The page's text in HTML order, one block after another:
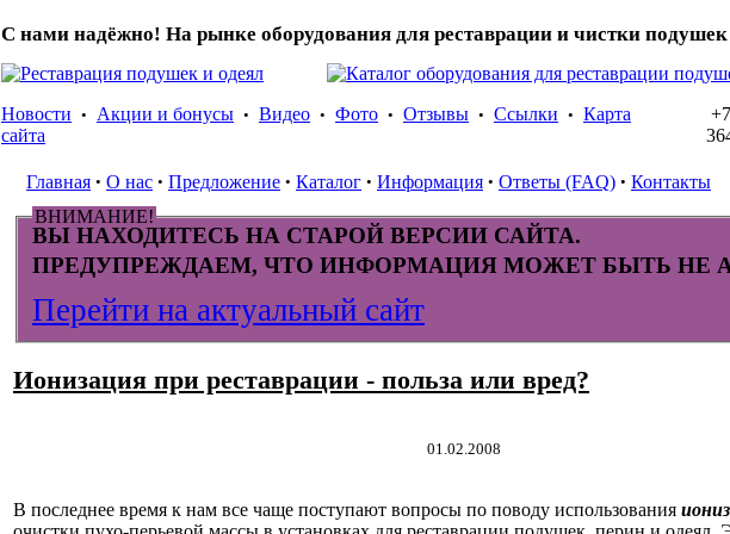
С нами надёжно! На рынке оборудования для реставрации и чистки подушек
Новости • Акции и бонусы • Видео • Фото • Отзывы • Ссылки • Карта
сайта
Главная • О нас • Предложение • Каталог • Информация • Ответы (FAQ) • Контакты
ВНИМАНИЕ!
ВЫ НАХОДИТЕСЬ НА СТАРОЙ ВЕРСИИ САЙТА.
ПРЕДУПРЕЖДАЕМ, ЧТО ИНФОРМАЦИЯ МОЖЕТ БЫТЬ НЕ
Перейти на актуальный сайт
Ионизация при реставрации - польза или вред?
01.02.2008
В последнее время к нам все чаще поступают вопросы по поводу использования